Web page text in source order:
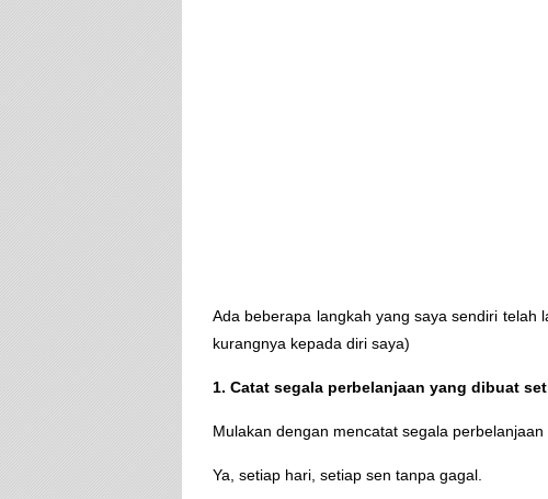
Ada beberapa langkah yang saya sendiri telah
kurangnya kepada diri saya)
1. Catat segala perbelanjaan yang dibuat
Mulakan dengan mencatat segala perbelanjaan
Ya, setiap hari, setiap sen tanpa gagal.